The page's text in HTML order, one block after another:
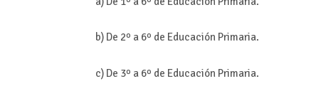
b) De 2º a 6º de Educación Primaria.
c) De 3º a 6º de Educación Primaria.